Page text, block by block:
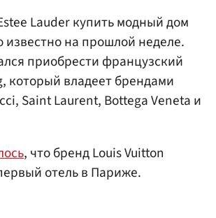
Lauder купить модный дом
известно на прошлой неделе.
приобрести французский
который владеет брендами
Saint Laurent, Bottega Veneta и
, что бренд Louis Vuitton
отель в Париже.